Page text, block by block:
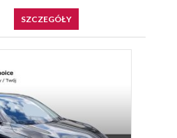
SZCZEGÓŁY